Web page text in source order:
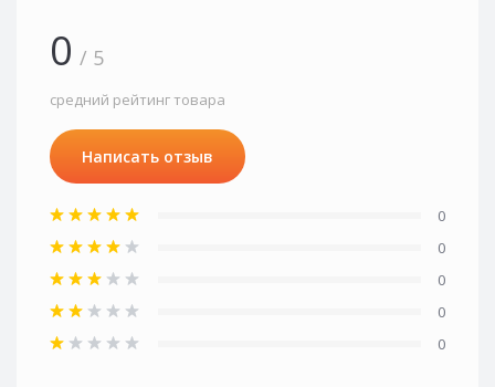
0 / 5
средний рейтинг товара
Написать отзыв
0
0
0
0
0